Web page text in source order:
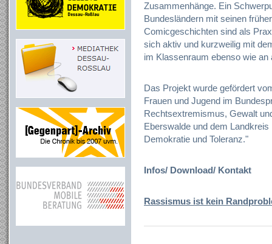
Zusammenhänge. Ein
Bundesländern mit seinen
Comicgeschichten sind als
sich aktiv und kurzweilig mit
im Klassenraum ebenso wie
Das Projekt wurde gefördert
Frauen und Jugend im
Rechtsextremismus, Gewalt
Eberswalde und dem
Demokratie und Toleranz."
Infos/ Download/ Kontakt
Rassismus ist kein